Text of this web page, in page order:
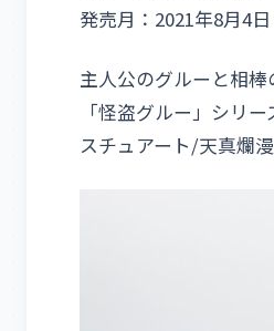
発売月：2021年8月4
主人公のグルーと相
「怪盗グルー」シリ
スチュアート/天真爛